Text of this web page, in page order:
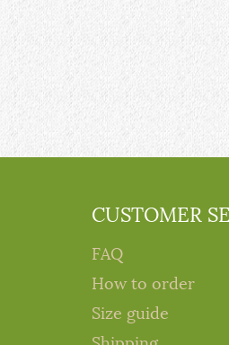
CUSTOMER
FAQ
How to order
Size guide